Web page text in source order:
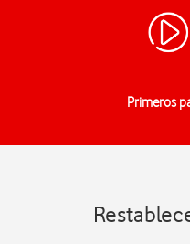
Primeros